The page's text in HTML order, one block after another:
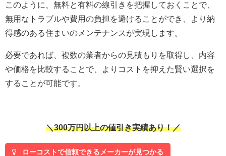
このように、無料と有料の線引きを把握しておくことで、
無用なトラブルや費用の負担を避けることができ、より納
得感のある住まいのメンテナンスが実現します。
必要であれば、複数の業者からの見積もりを取得し、内容
や価格を比較することで、よりコストを抑えた賢い選択を
することが可能です。
＼300万円以上の値引き実績あり！／
ローコストで信頼できるメーカーが見つかる